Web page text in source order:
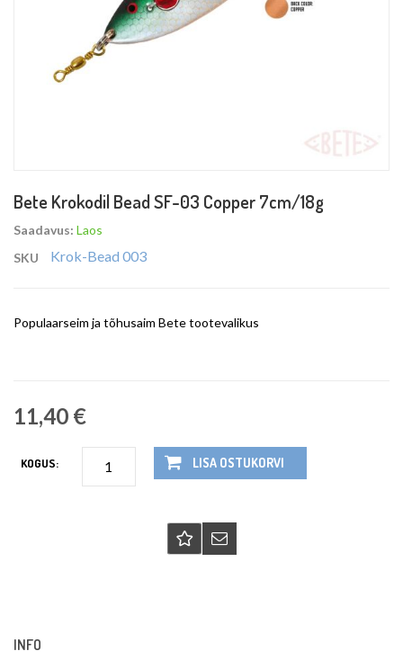
to
the
beginning
of
gallery
Bete Krokodil Bead SF-03 Copper 7cm/18g
Saadavus: Laos
SKU
Krok-Bead 003
Populaarseim ja tõhusaim Bete tootevalikus
11,40 €
KOGUS: LISA OSTUKORVI
INFO